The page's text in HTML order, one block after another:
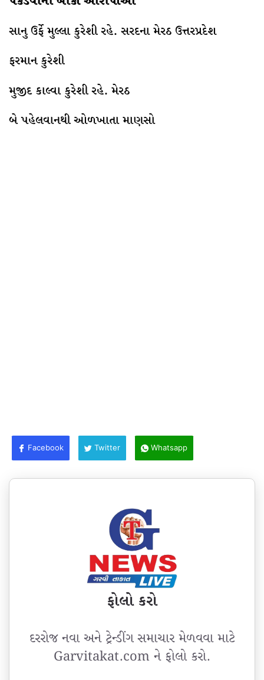
સાનુ ઉર્ફે મુલ્લા કુરેશી રહે. સરદના મેરઠ ઉત્તરપ્રદેશ
ફરમાન કુરેશી
મુજીદ કાલ્વા કુરેશી રહે. મેરઠ
બે પહેલવાનથી ઓળખાતા માણસો
Facebook Twitter Whatsapp
ફોલો કરો
દરરોજ નવા અને ટ્રેન્ડીંગ સમાચાર મેળવવા માટે
Garvitakat.com ને ફોલો કરો.